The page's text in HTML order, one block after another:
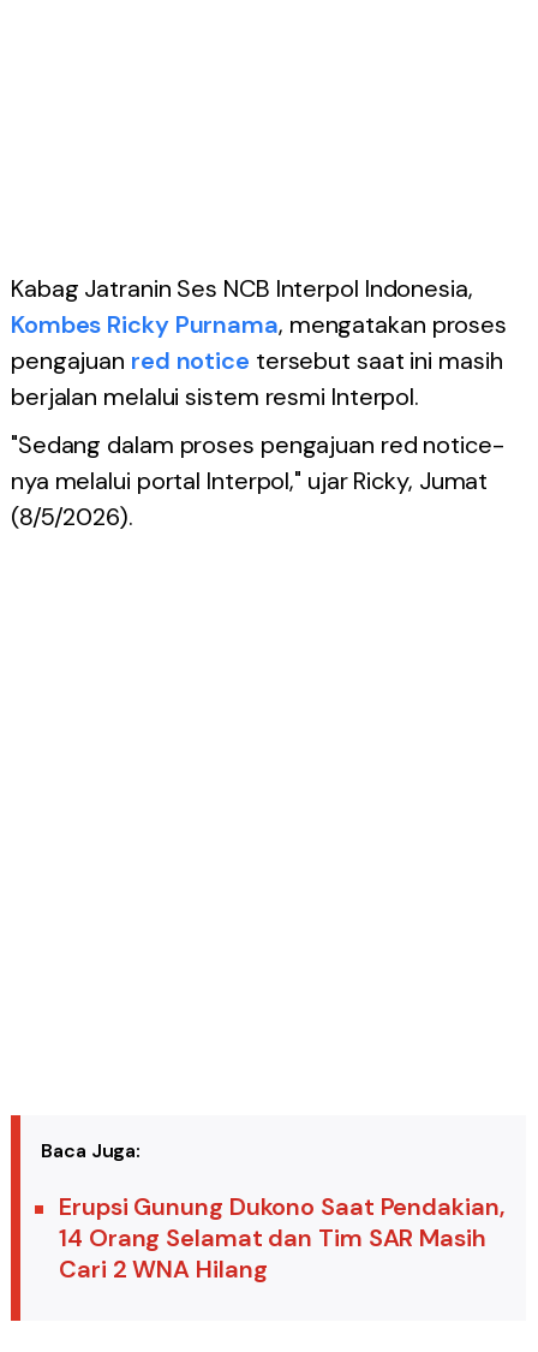
Kabag Jatranin Ses NCB Interpol Indonesia,
Kombes Ricky Purnama, mengatakan proses
pengajuan red notice tersebut saat ini masih
berjalan melalui sistem resmi Interpol.
"Sedang dalam proses pengajuan red notice-
nya melalui portal Interpol," ujar Ricky, Jumat
(8/5/2026).
Baca Juga:
Erupsi Gunung Dukono Saat Pendakian,
14 Orang Selamat dan Tim SAR Masih
Cari 2 WNA Hilang